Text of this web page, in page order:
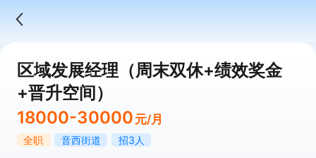
区域发展经理（周末双休+绩效奖金
+晋升空间）
18000-30000 元/月
全职 音西街道
招3人